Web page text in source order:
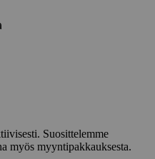
Suosittelemme
myös myyntipakkauksesta.